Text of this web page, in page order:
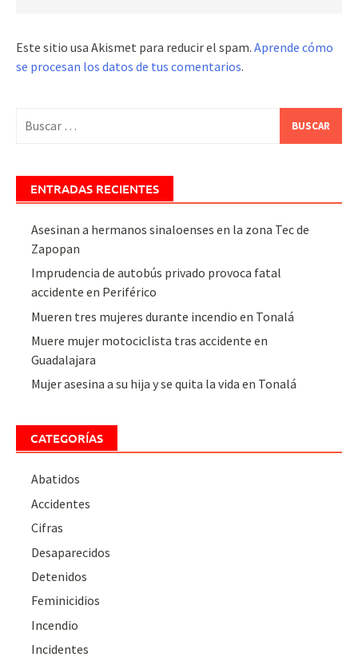
Este sitio usa Akismet para reducir el spam. Aprende cómo
se procesan los datos de tus comentarios.
ENTRADAS RECIENTES
Asesinan a hermanos sinaloenses en la zona Tec de
Zapopan
Imprudencia de autobús privado provoca fatal
accidente en Periférico
Mueren tres mujeres durante incendio en Tonalá
Muere mujer motociclista tras accidente en
Guadalajara
Mujer asesina a su hija y se quita la vida en Tonalá
CATEGORÍAS
Abatidos
Accidentes
Cifras
Desaparecidos
Detenidos
Feminicidios
Incendio
Incidentes